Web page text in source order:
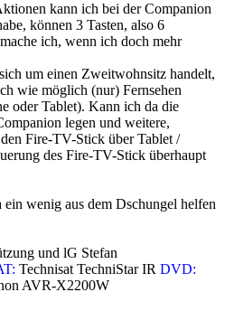
kann ich bei der Companion
können 3 Tasten, also 6
ich, wenn ich doch mehr
um einen Zweitwohnsitz handelt,
wie möglich (nur) Fernsehen
oder Tablet). Kann ich da die
legen und weitere,
Fire-TV-Stick über Tablet /
des Fire-TV-Stick überhaupt
wenig aus dem Dschungel helfen
und lG Stefan
Technisat TechniStar IR DVD:
AVR-X2200W